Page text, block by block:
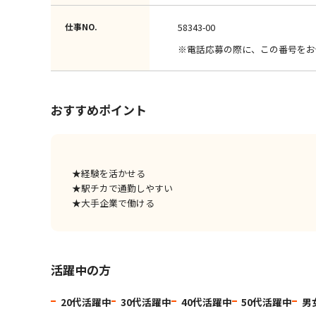
仕事NO.
58343-00
※電話応募の際に、この番号をお
おすすめポイント
★経験を活かせる
★駅チカで通勤しやすい
★大手企業で働ける
活躍中の方
20代活躍中 30代活躍中 40代活躍中 50代活躍中 男